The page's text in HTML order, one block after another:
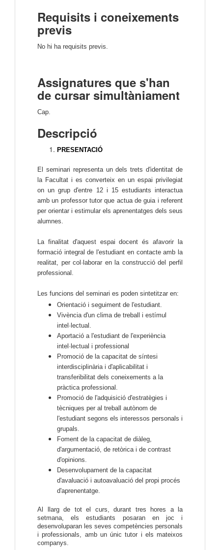
Requisits i coneixements
previs
No hi ha requisits previs.
Assignatures que s'han
de cursar simultàniament
Cap.
Descripció
PRESENTACIÓ
El seminari representa un dels trets d'identitat de
la Facultat i es converteix en un espai privilegiat
on un grup d'entre 12 i 15 estudiants interactua
amb un professor tutor que actua de guia i referent
per orientar i estimular els aprenentatges dels seus
alumnes.
La finalitat d'aquest espai docent és afavorir la
formació integral de l'estudiant en contacte amb la
realitat, per col·laborar en la construcció del perfil
professional.
Les funcions del seminari es poden sintetitzar en:
Orientació i seguiment de l'estudiant.
Vivència d'un clima de treball i estímul
intel·lectual.
Aportació a l'estudiant de l'experiència
intel·lectual i professional
Promoció de la capacitat de síntesi
interdisciplinària i d'aplicabilitat i
transferibilitat dels coneixements a la
pràctica professional.
Promoció de l'adquisició d'estratègies i
tècniques per al treball autònom de
l'estudiant segons els interessos personals i
grupals.
Foment de la capacitat de diàleg,
d'argumentació, de retòrica i de contrast
d'opinions.
Desenvolupament de la capacitat
d'avaluació i autoavaluació del propi procés
d'aprenentatge.
Al llarg de tot el curs, durant tres hores a la
setmana, els estudiants posaran en joc i
desenvoluparan les seves competències personals
i professionals, amb un únic tutor i els mateixos
companys.